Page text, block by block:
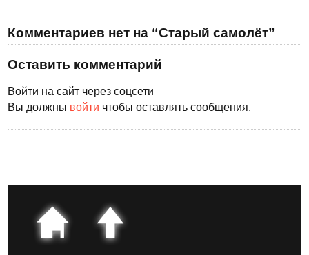
Комментариев нет на “Старый самолёт”
Оставить комментарий
Войти на сайт через соцсети
Вы должны войти чтобы оставлять сообщения.